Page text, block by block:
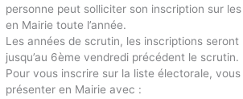
personne peut solliciter son inscription sur
en Mairie toute l’année.
Les années de scrutin, les inscriptions seront
jusqu’au 6ème vendredi précédent le scrutin.
Pour vous inscrire sur la liste électorale,
présenter en Mairie avec :